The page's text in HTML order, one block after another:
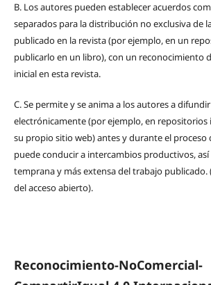
B. Los autores pueden establecer acuerdos
separados para la distribución no exclusiva de
publicado en la revista (por ejemplo, en un
publicarlo en un libro), con un reconocimiento
inicial en esta revista.
C.Se permite y se anima a los autores a
electrónicamente (por ejemplo, en repositorios
su propio sitio web) antes y durante el proceso
puede conducir a intercambios productivos,
temprana y más extensa del trabajo publicado.
del acceso abierto).
Reconocimiento-NoComercial-